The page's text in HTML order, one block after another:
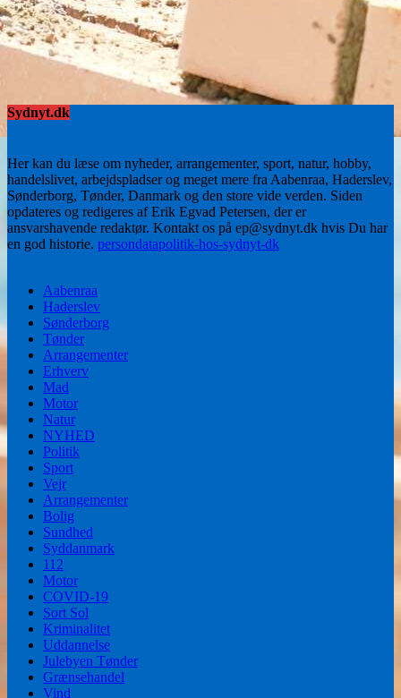
Sydnyt.dk
Her kan du læse om nyheder, arrangementer, sport, natur, hobby,
handelslivet, arbejdspladser og meget mere fra Aabenraa, Haderslev,
Sønderborg, Tønder, Danmark og den store vide verden. Siden
opdateres og redigeres af Erik Egvad Petersen, der er
ansvarshavende redaktør. Kontakt os på ep@sydnyt.dk hvis Du har
en god historie. persondatapolitik-hos-sydnyt-dk
Aabenraa
Haderslev
Sønderborg
Tønder
Arrangementer
Erhverv
Mad
Motor
Natur
NYHED
Politik
Sport
Vejr
Arrangementer
Bolig
Sundhed
Syddanmark
112
Motor
COVID-19
Sort Sol
Kriminalitet
Uddannelse
Julebyen Tønder
Grænsehandel
Vind